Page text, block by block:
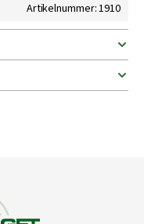
Artikelnummer: 1910